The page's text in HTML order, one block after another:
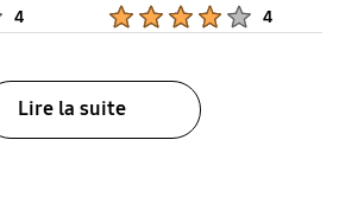
4 4
Lire la suite